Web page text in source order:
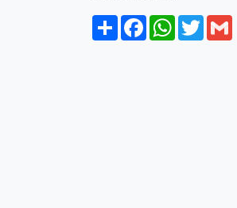
ShareFacebookWhatsApp
Twitter